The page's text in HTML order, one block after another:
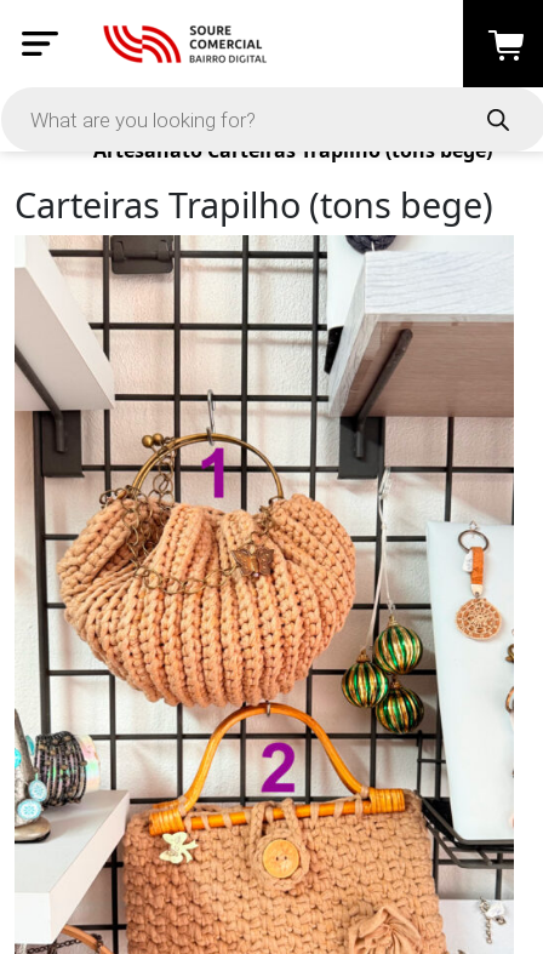
Products
Artesanato Carteiras Trapilho (tons bege)
Carteiras Trapilho (tons bege)